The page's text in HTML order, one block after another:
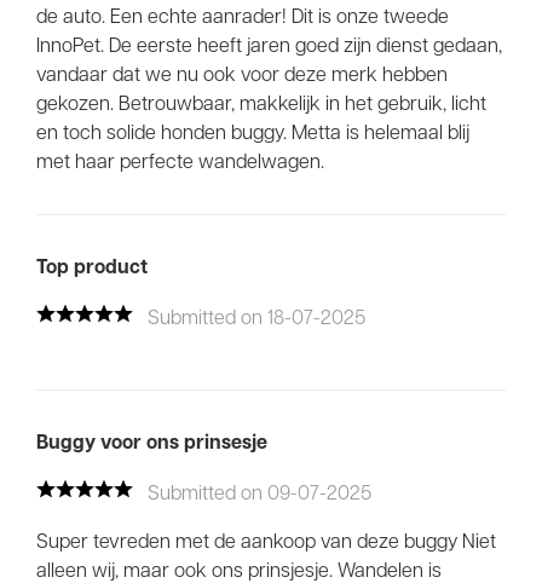
de auto. Een echte aanrader! Dit is onze tweede
InnoPet. De eerste heeft jaren goed zijn dienst gedaan,
vandaar dat we nu ook voor deze merk hebben
gekozen. Betrouwbaar, makkelijk in het gebruik, licht
en toch solide honden buggy. Metta is helemaal blij
met haar perfecte wandelwagen.
Top product
Submitted on 18-07-2025
Buggy voor ons prinsesje
Submitted on 09-07-2025
Super tevreden met de aankoop van deze buggy Niet
alleen wij, maar ook ons prinsjesje. Wandelen is